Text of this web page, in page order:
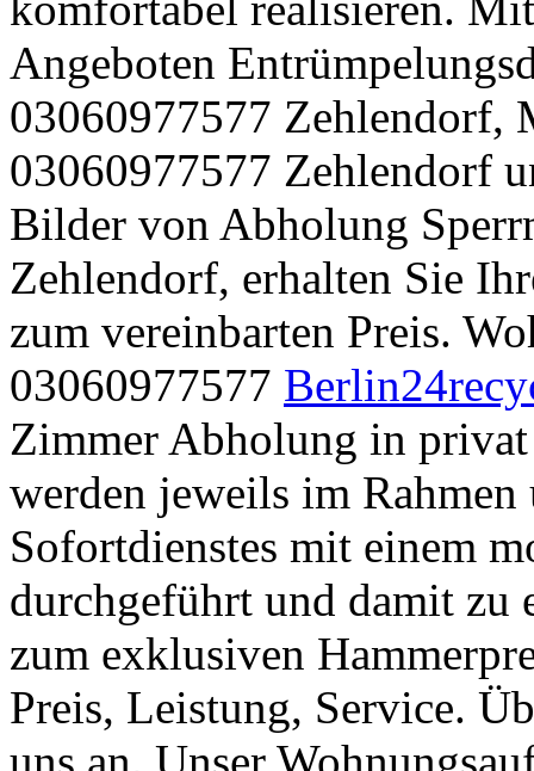
Angeboten
03060977577 Zehlendorf,
03060977577 Zehlendorf
Bilder von Abholung
Zehlendorf, erhalten Sie
zum vereinbarten Preis.
03060977577
Zimmer Abholung in
werden jeweils im Rahmen
Sofortdienstes mit einem
durchgeführt und damit zu
zum exklusiven
Preis, Leistung, Service.
uns an. Unser